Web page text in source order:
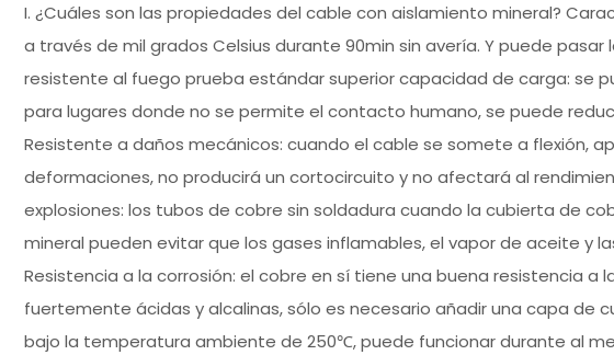
I. ¿Cuáles son las propiedades del cable con aislamiento mineral?
a través de mil grados Celsius durante 90min sin avería. Y puede
resistente al fuego prueba estándar superior capacidad de carga: se
para lugares donde no se permite el contacto humano, se puede
Resistente a daños mecánicos: cuando el cable se somete a flexión,
deformaciones, no producirá un cortocircuito y no afectará al
explosiones: los tubos de cobre sin soldadura cuando la cubierta de
mineral pueden evitar que los gases inflamables, el vapor de aceite y
Resistencia a la corrosión: el cobre en sí tiene una buena resistencia a
fuertemente ácidas y alcalinas, sólo es necesario añadir una capa de
bajo la temperatura ambiente de 250℃, puede funcionar durante al